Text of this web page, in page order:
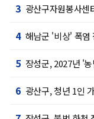
3 광산구자원봉사
4 해남군 '비상' 폭
5 장성군, 2027년 '농
6 광산구, 청년 1인